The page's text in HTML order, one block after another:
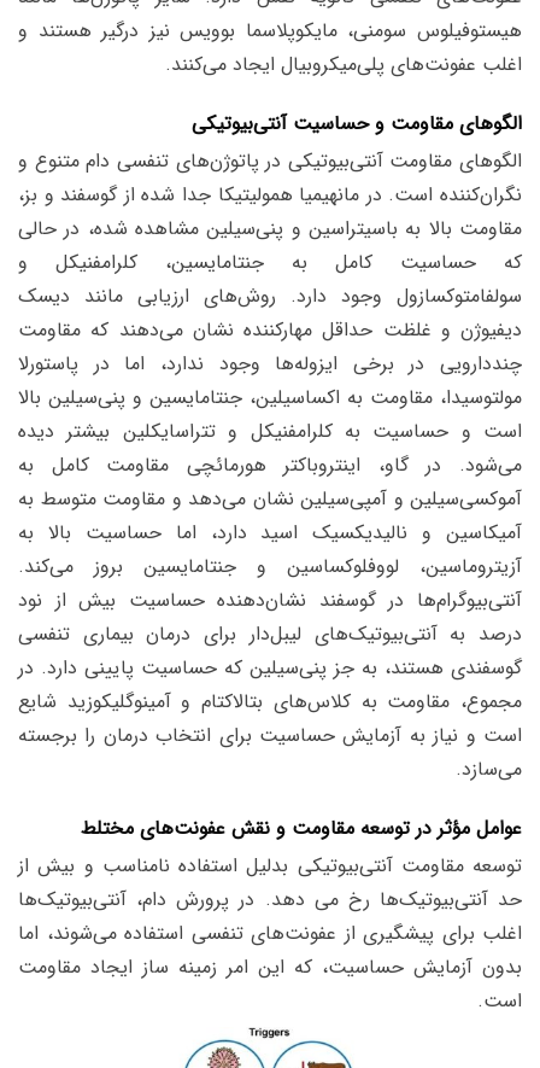
هیستوفیلوس سومنی، مایکوپلاسما بوویس نیز درگیر هستند و
اغلب عفونت‌های پلی‌میکروبیال ایجاد می‌کنند.
الگوهای مقاومت و حساسیت آنتی‌بیوتیکی
الگوهای مقاومت آنتی‌بیوتیکی در پاتوژن‌های تنفسی دام متنوع و
نگران‌کننده است. در مانهیمیا همولیتیکا جدا شده از گوسفند و بز،
مقاومت بالا به باسیتراسین و پنی‌سیلین مشاهده شده، در حالی
که حساسیت کامل به جنتامایسین، کلرامفنیکل و
سولفامتوکسازول وجود دارد. روش‌های ارزیابی مانند دیسک
دیفیوژن و غلظت حداقل مهارکننده نشان می‌دهند که مقاومت
چنددارویی در برخی ایزوله‌ها وجود ندارد، اما در پاستورلا
مولتوسیدا، مقاومت به اکساسیلین، جنتامایسین و پنی‌سیلین بالا
است و حساسیت به کلرامفنیکل و تتراسایکلین بیشتر دیده
می‌شود. در گاو، اینتروباکتر هورمائچی مقاومت کامل به
آموکسی‌سیلین و آمپی‌سیلین نشان می‌دهد و مقاومت متوسط به
آمیکاسین و نالیدیکسیک اسید دارد، اما حساسیت بالا به
آزیتروماسین، لووفلوکساسین و جنتامایسین بروز می‌کند.
آنتی‌بیوگرام‌ها در گوسفند نشان‌دهنده حساسیت بیش از نود
درصد به آنتی‌بیوتیک‌های لیبل‌دار برای درمان بیماری تنفسی
گوسفندی هستند، به جز پنی‌سیلین که حساسیت پایینی دارد. در
مجموع، مقاومت به کلاس‌های بتالاکتام و آمینوگلیکوزید شایع
است و نیاز به آزمایش حساسیت برای انتخاب درمان را برجسته
می‌سازد.
عوامل مؤثر در توسعه مقاومت و نقش عفونت‌های مختلط
توسعه مقاومت آنتی‌بیوتیکی بدلیل استفاده نامناسب و بیش از
حد آنتی‌بیوتیک‌ها رخ می دهد. در پرورش دام، آنتی‌بیوتیک‌ها
اغلب برای پیشگیری از عفونت‌های تنفسی استفاده می‌شوند، اما
بدون آزمایش حساسیت، که این امر زمینه ساز ایجاد مقاومت
است.